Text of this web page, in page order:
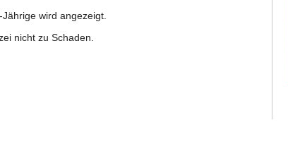
wird angezeigt.
nicht zu Schaden.